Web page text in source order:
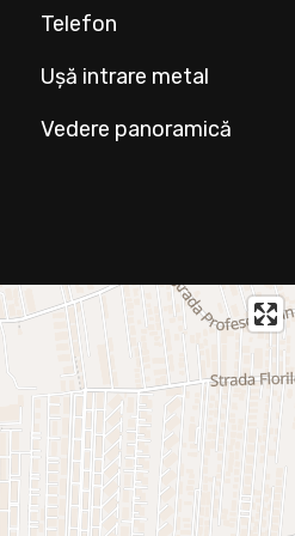
Telefon
Ușă intrare metal
Vedere panoramică